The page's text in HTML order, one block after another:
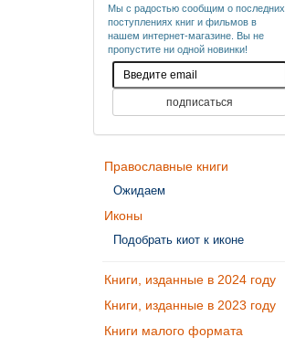
Мы с радостью сообщим о последних
поступлениях книг и фильмов в
нашем интернет-магазине. Вы не
пропустите ни одной новинки!
Православные книги
Ожидаем
Иконы
Подобрать киот к иконе
Книги, изданные в 2024 году
Книги, изданные в 2023 году
Книги малого формата